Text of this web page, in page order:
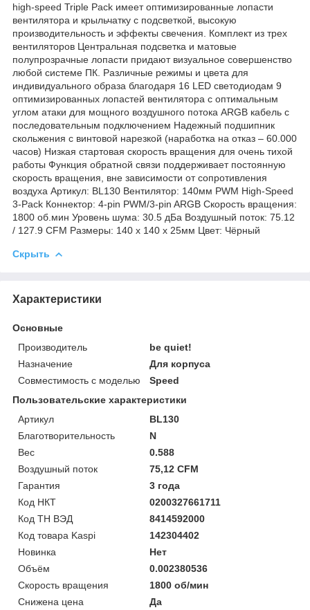
high-speed Triple Pack имеет оптимизированные лопасти
вентилятора и крыльчатку с подсветкой, высокую
производительность и эффекты свечения. Комплект из трех
вентиляторов Центральная подсветка и матовые
полупрозрачные лопасти придают визуальное совершенство
любой системе ПК. Различные режимы и цвета для
индивидуального образа благодаря 16 LED светодиодам 9
оптимизированных лопастей вентилятора с оптимальным
углом атаки для мощного воздушного потока ARGB кабель с
последовательным подключением Надежный подшипник
скольжения с винтовой нарезкой (наработка на отказ – 60.000
часов) Низкая стартовая скорость вращения для очень тихой
работы Функция обратной связи поддерживает постоянную
скорость вращения, вне зависимости от сопротивления
воздуха Артикул: BL130 Вентилятор: 140мм PWM High-Speed
3-Pack Коннектор: 4-pin PWM/3-pin ARGB Скорость вращения:
1800 об.мин Уровень шума: 30.5 дБа Воздушный поток: 75.12
/ 127.9 CFM Размеры: 140 x 140 x 25мм Цвет: Чёрный
Скрыть
Характеристики
Основные
Производитель
be quiet!
Назначение
Для корпуса
Совместимость с моделью
Speed
Пользовательские характеристики
Артикул
BL130
Благотворительность
N
Вес
0.588
Воздушный поток
75,12 CFM
Гарантия
3 года
Код НКТ
0200327661711
Код ТН ВЭД
8414592000
Код товара Kaspi
142304402
Новинка
Нет
Объём
0.002380536
Скорость вращения
1800 об/мин
Снижена цена
Да